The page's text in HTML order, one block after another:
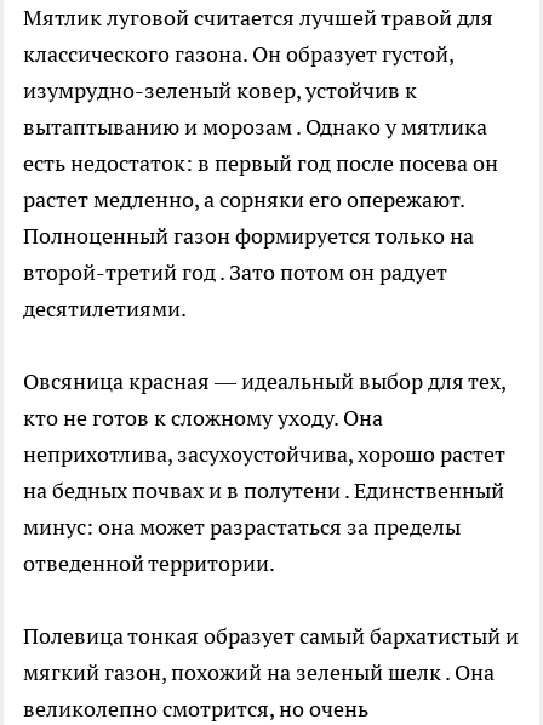
Мятлик луговой считается лучшей травой для
классического газона. Он образует густой,
изумрудно-зеленый ковер, устойчив к
вытаптыванию и морозам . Однако у мятлика
есть недостаток: в первый год после посева он
растет медленно, а сорняки его опережают.
Полноценный газон формируется только на
второй-третий год . Зато потом он радует
десятилетиями.
Овсяница красная — идеальный выбор для тех,
кто не готов к сложному уходу. Она
неприхотлива, засухоустойчива, хорошо растет
на бедных почвах и в полутени . Единственный
минус: она может разрастаться за пределы
отведенной территории.
Полевица тонкая образует самый бархатистый и
мягкий газон, похожий на зеленый шелк . Она
великолепно смотрится, но очень